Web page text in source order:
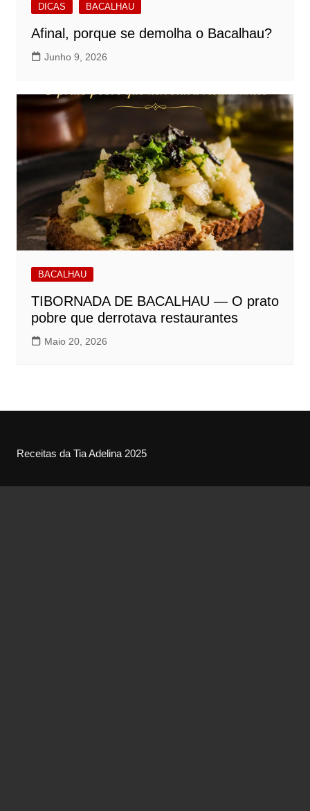
DICAS BACALHAU
Afinal, porque se demolha o Bacalhau?
Junho 9, 2026
BACALHAU
TIBORNADA DE BACALHAU — O prato
pobre que derrotava restaurantes
Maio 20, 2026
Receitas da Tia Adelina 2025